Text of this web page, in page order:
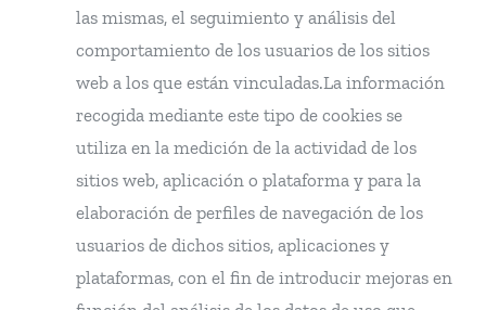
las mismas, el seguimiento y análisis del
comportamiento de los usuarios de los sitios
web a los que están vinculadas.La información
recogida mediante este tipo de cookies se
utiliza en la medición de la actividad de los
sitios web, aplicación o plataforma y para la
elaboración de perfiles de navegación de los
usuarios de dichos sitios, aplicaciones y
plataformas, con el fin de introducir mejoras en